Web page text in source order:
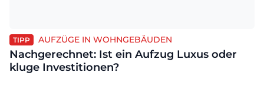
TIPP AUFZÜGE IN WOHNGEBÄUDEN
Nachgerechnet: Ist ein Aufzug Luxus oder
kluge Investitionen?